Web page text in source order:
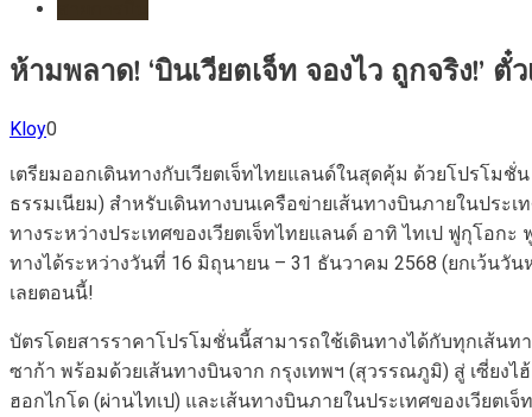
ห้ามพลาด! ‘บินเวียตเจ็ท จองไว ถูกจริง!’
Kloy0
เตรียมออกเดินทางกับเวียตเจ็ทไทยแลนด์ในสุดคุ้ม ด้วยโปรโมชั่น
ธรรมเนียม) สำหรับเดินทางบนเครือข่ายเส้นทางบินภายในประ
ทางระหว่างประเทศของเวียตเจ็ทไทยแลนด์ อาทิ ไทเป ฟูกุโอก
ทางได้ระหว่างวันที่ 16 มิถุนายน – 31 ธันวาคม 2568 (ยกเว้นวั
เลยตอนนี้!
บัตรโดยสารราคาโปรโมชั่นนี้สามารถใช้เดินทางได้กับทุกเส้นท
ซาก้า พร้อมด้วยเส้นทางบินจาก กรุงเทพฯ (สุวรรณภูมิ) สู่ เซี่ยง
ฮอกไกโด (ผ่านไทเป) และเส้นทางบินภายในประเทศของเวียต